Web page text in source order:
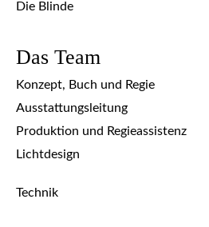
Die Blinde
Das Team
Konzept, Buch und Regie
Ausstattungsleitung
Produktion und Regieassistenz
Lichtdesign
Technik